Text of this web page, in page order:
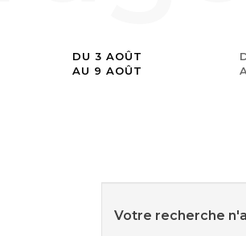
DU 3 AOÛT
AU 9 AOÛT
Votre recherche